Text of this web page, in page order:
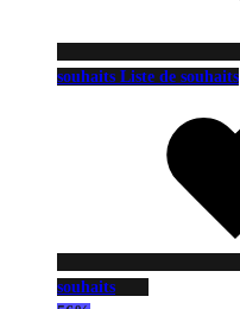
souhaits Liste de souhaits
souhaits